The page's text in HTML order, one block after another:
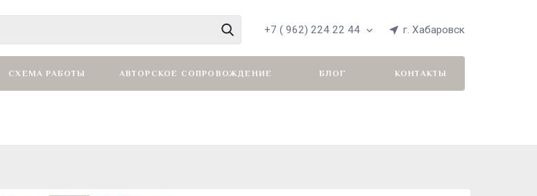
+7 ( 962) 224 22 44 г. Хабаровск
СХЕМА РАБОТЫ АВТОРСКОЕ СОПРОВОЖДЕНИЕ БЛОГ КОНТАКТЫ